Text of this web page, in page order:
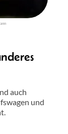
auch
und